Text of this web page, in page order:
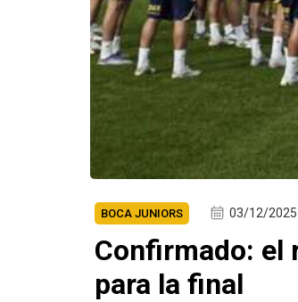
BOCA JUNIORS 03/12/2025
Confirmado: el
para la final